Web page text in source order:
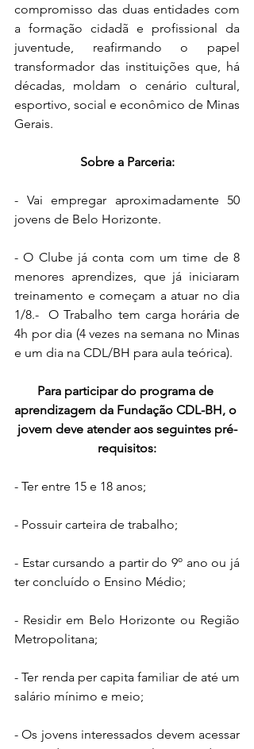
compromisso das duas entidades com
a formação cidadã e profissional da
juventude, reafirmando o papel
transformador das instituições que, há
décadas, moldam o cenário cultural,
esportivo, social e econômico de Minas
Gerais.
Sobre a Parceria:
- Vai empregar aproximadamente 50
jovens de Belo Horizonte.
- O Clube já conta com um time de 8
menores aprendizes, que já iniciaram
treinamento e começam a atuar no dia
1/8.-  O Trabalho tem carga horária de
4h por dia (4 vezes na semana no Minas
e um dia na CDL/BH para aula teórica).
Para participar do programa de
aprendizagem da Fundação CDL-BH, o
jovem deve atender aos seguintes pré-
requisitos:
- Ter entre 15 e 18 anos;
- Possuir carteira de trabalho;
- Estar cursando a partir do 9º ano ou já
ter concluído o Ensino Médio;
- Residir em Belo Horizonte ou Região
Metropolitana;
- Ter renda per capita familiar de até um
salário mínimo e meio;
- Os jovens interessados devem acessar